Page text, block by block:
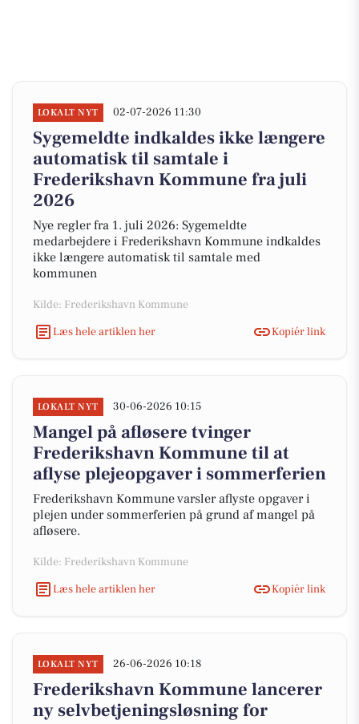
LOKALT NYT 02-07-2026 11:30
Sygemeldte indkaldes ikke længere
automatisk til samtale i
Frederikshavn Kommune fra juli
2026
Nye regler fra 1. juli 2026: Sygemeldte
medarbejdere i Frederikshavn Kommune indkaldes
ikke længere automatisk til samtale med
kommunen
Kilde: Frederikshavn Kommune
Læs hele artiklen her
Kopiér link
LOKALT NYT 30-06-2026 10:15
Mangel på afløsere tvinger
Frederikshavn Kommune til at
aflyse plejeopgaver i sommerferien
Frederikshavn Kommune varsler aflyste opgaver i
plejen under sommerferien på grund af mangel på
afløsere.
Kilde: Frederikshavn Kommune
Læs hele artiklen her
Kopiér link
LOKALT NYT 26-06-2026 10:18
Frederikshavn Kommune lancerer
ny selvbetjeningsløsning for